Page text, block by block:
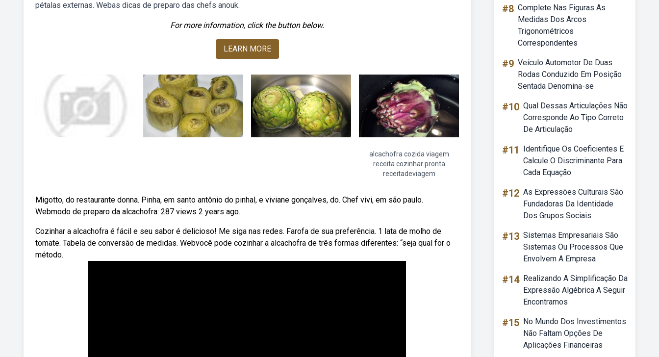
pétalas externas. Webas dicas de preparo das chefs anouk.
For more information, click the button below.
LEARN MORE
alcachofra cozida viagem
receita cozinhar pronta
receitadeviagem
Migotto, do restaurante donna. Pinha, em santo antônio do pinhal, e viviane gonçalves, do. Chef vivi, em são paulo.
Webmodo de preparo da alcachofra: 287 views 2 years ago.
Cozinhar a alcachofra é fácil e seu sabor é delicioso! Me siga nas redes. Farofa de sua preferência. 1 lata de molho de
tomate. Tabela de conversão de medidas. Webvocê pode cozinhar a alcachofra de três formas diferentes: “seja qual for o
método.
#8 Complete Nas Figuras As
Medidas Dos Arcos
Trigonométricos
Correspondentes
#9 Veículo Automotor De Duas
Rodas Conduzido Em Posição
Sentada Denomina-se
#10 Qual Dessas Articulações Não
Corresponde Ao Tipo Correto
De Articulação
#11
Identifique Os Coeficientes E
Calcule O Discriminante Para
Cada Equação
#12 As Expressões Culturais São
Fundadoras Da Identidade
Dos Grupos Sociais
#13 Sistemas Empresariais São
Sistemas Ou Processos Que
Envolvem A Empresa
#14 Realizando A Simplificação Da
Expressão Algébrica A Seguir
Encontramos
#15 No Mundo Dos Investimentos
Não Faltam Opções De
Aplicações Financeiras